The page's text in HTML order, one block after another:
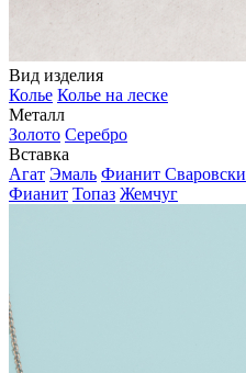
Вид изделия
Колье Колье на леске
Металл
Золото Серебро
Вставка
Агат Эмаль Фианит Сваровски
Фианит Топаз Жемчуг